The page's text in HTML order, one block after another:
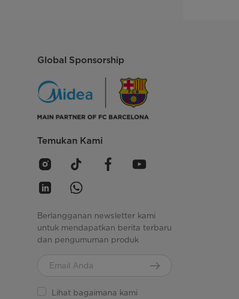
Global Sponsorship
Temukan Kami
Berlangganan newsletter kami
untuk mendapatkan berita terbaru
dan pengumuman produk
Lihat bagaimana kami